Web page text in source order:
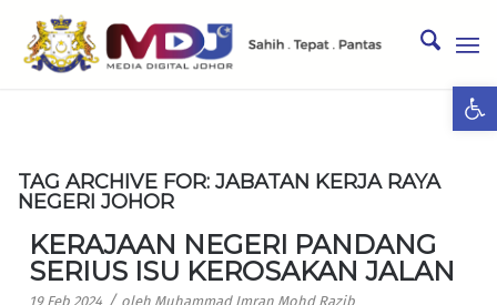
TAG ARCHIVE FOR: JABATAN KERJA RAYA
NEGERI JOHOR
KERAJAAN NEGERI PANDANG
SERIUS ISU KEROSAKAN JALAN
19 Feb 2024 / oleh Muhammad Imran Mohd Razib